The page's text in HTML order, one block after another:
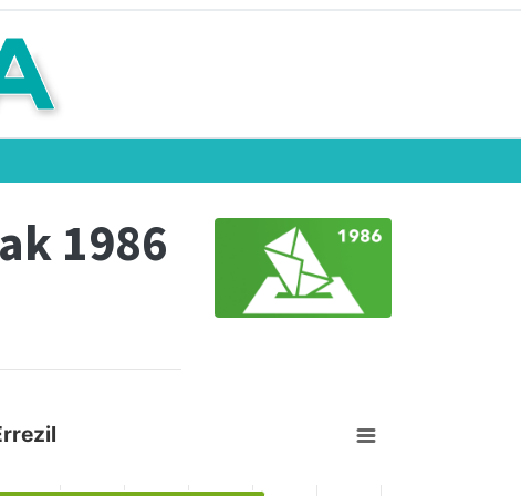
1986